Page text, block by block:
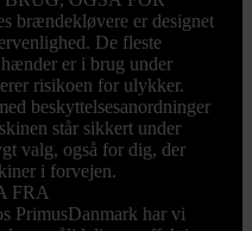
brændekløvere er designet
De fleste
er i brug under
risikoen for ulykker.
beskyttelsesanordninger
står sikkert under
valg, også for dig, der
i forvejen.
FRA
har vi